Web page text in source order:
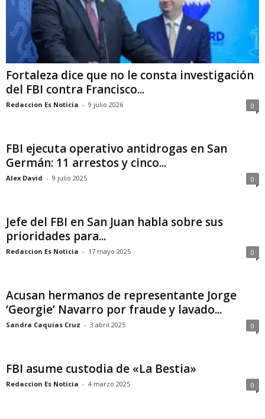
Fortaleza dice que no le consta investigación
del FBI contra Francisco...
Redaccion Es Noticia - 9 julio 2026 0
FBI ejecuta operativo antidrogas en San
Germán: 11 arrestos y cinco...
Alex David - 9 julio 2025 0
Jefe del FBI en San Juan habla sobre sus
prioridades para...
Redaccion Es Noticia - 17 mayo 2025 0
Acusan hermanos de representante Jorge
‘Georgie’ Navarro por fraude y lavado...
Sandra Caquias Cruz - 3 abril 2025 0
FBI asume custodia de «La Bestia»
Redaccion Es Noticia - 4 marzo 2025 0